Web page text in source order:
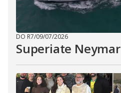
DO R7/09/07/2026
Superiate Neymar